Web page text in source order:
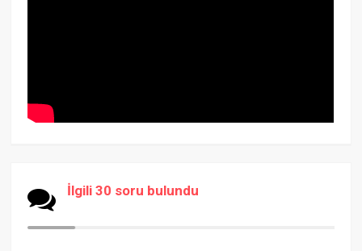
İlgili 30 soru bulundu